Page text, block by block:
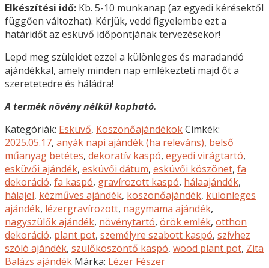
Elkészítési idő: Kb. 5-10 munkanap (az egyedi kérésektől
függően változhat). Kérjük, vedd figyelembe ezt a
határidőt az esküvő időpontjának tervezésekor!
Lepd meg szüleidet ezzel a különleges és maradandó
ajándékkal, amely minden nap emlékezteti majd őt a
szeretetedre és háládra!
A termék növény nélkül kapható.
Kategóriák: Esküvő, KöszönőajándékokCímkék:
2025.05.17, anyák napi ajándék (ha releváns), belső
műanyag betétes, dekoratív kaspó, egyedi virágtartó,
esküvői ajándék, esküvői dátum, esküvői köszönet, fa
dekoráció, fa kaspó, gravírozott kaspó, hálaajándék,
hálajel, kézműves ajándék, köszönőajándék, különleges
ajándék, lézergravírozott, nagymama ajándék,
nagyszülők ajándék, növénytartó, örök emlék, otthon
dekoráció, plant pot, személyre szabott kaspó, szívhez
szóló ajándék, szülőköszöntő kaspó, wood plant pot, Zita
Balázs ajándék Márka: Lézer Fészer